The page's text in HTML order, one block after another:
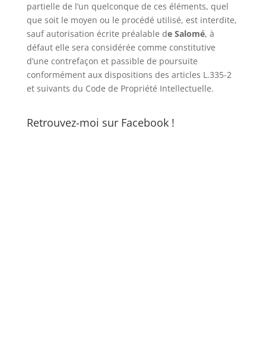
partielle de l’un quelconque de ces éléments, quel
que soit le moyen ou le procédé utilisé, est interdite,
sauf autorisation écrite préalable de Salomé, à
défaut elle sera considérée comme constitutive
d’une contrefaçon et passible de poursuite
conformément aux dispositions des articles L.335-2
et suivants du Code de Propriété Intellectuelle.
Retrouvez-moi sur Facebook !